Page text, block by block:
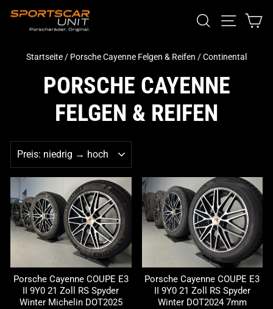
zum
SUCHE
Startseite / Porsche Cayenne Felgen & Reifen /Continental
PORSCHE CAYENNE
FELGEN & REIFEN
Porsche Cayenne COUPE E3
II 9Y0 21 Zoll RS Spyder
Winter Michelin DOT2025
Porsche Cayenne COUPE E3
II 9Y0 21 Zoll RS Spyder
Winter DOT2024 7mm